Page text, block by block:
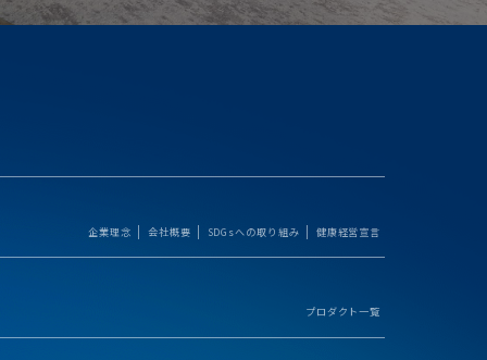
企業理念 会社概要 SDGsへの取り組み 健康経営宣言
プロダクト一覧